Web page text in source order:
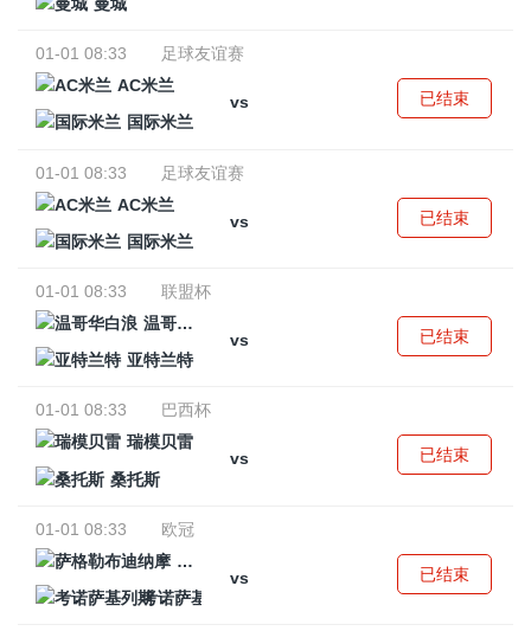
01-01 08:33
足球友谊赛
AC米兰
vs
国际米兰
已结束
01-01 08:33
足球友谊赛
AC米兰
vs
国际米兰
已结束
01-01 08:33
联盟杯
温哥华白浪
vs
亚特兰特
已结束
01-01 08:33
巴西杯
瑞模贝雷
vs
桑托斯
已结束
01-01 08:33
欧冠
萨格勒布迪纳摩
vs
考诺萨基列斯
已结束